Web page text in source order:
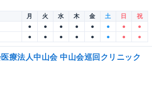
月 火 水 木 金 土 日
祝
● ● ● ● ● ● ●
●
● ● ● ● ● ● ● ●
療法人中山会 中山会巡回クリニック